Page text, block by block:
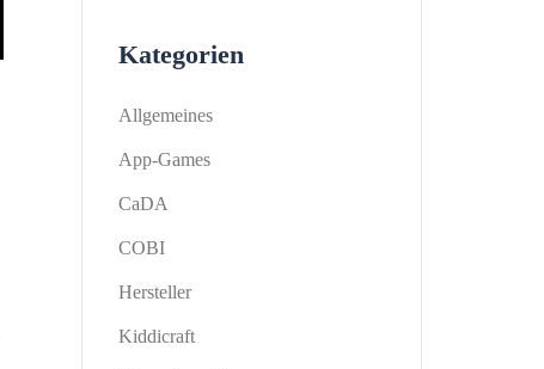
Kategorien
Allgemeines
App-Games
CaDA
COBI
Hersteller
Kiddicraft